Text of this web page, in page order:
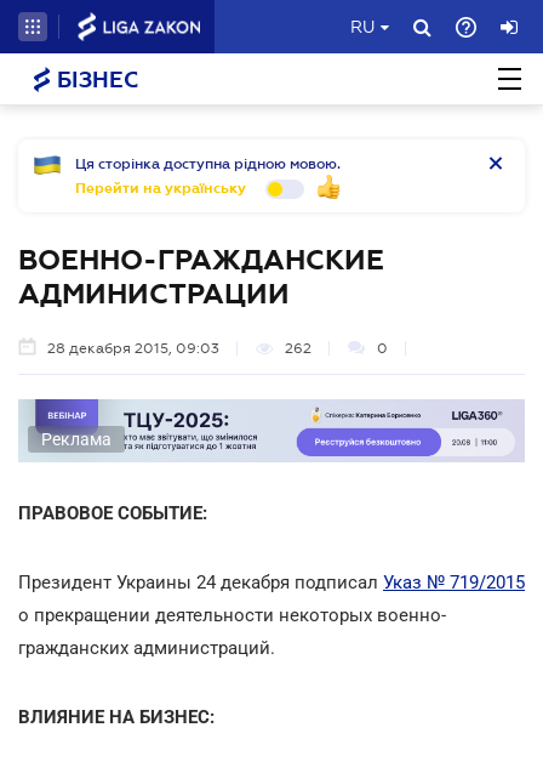
RU
БІЗНЕС
Ця сторінка доступна рідною мовою.
Перейти на українську
ВОЕННО-ГРАЖДАНСКИЕ
АДМИНИСТРАЦИИ
28 декабря 2015, 09:03 262 0
Реклама
ПРАВОВОЕ СОБЫТИЕ:
Президент Украины 24 декабря подписал Указ № 719/2015
о прекращении деятельности некоторых военно-
гражданских администраций.
ВЛИЯНИЕ НА БИЗНЕС: